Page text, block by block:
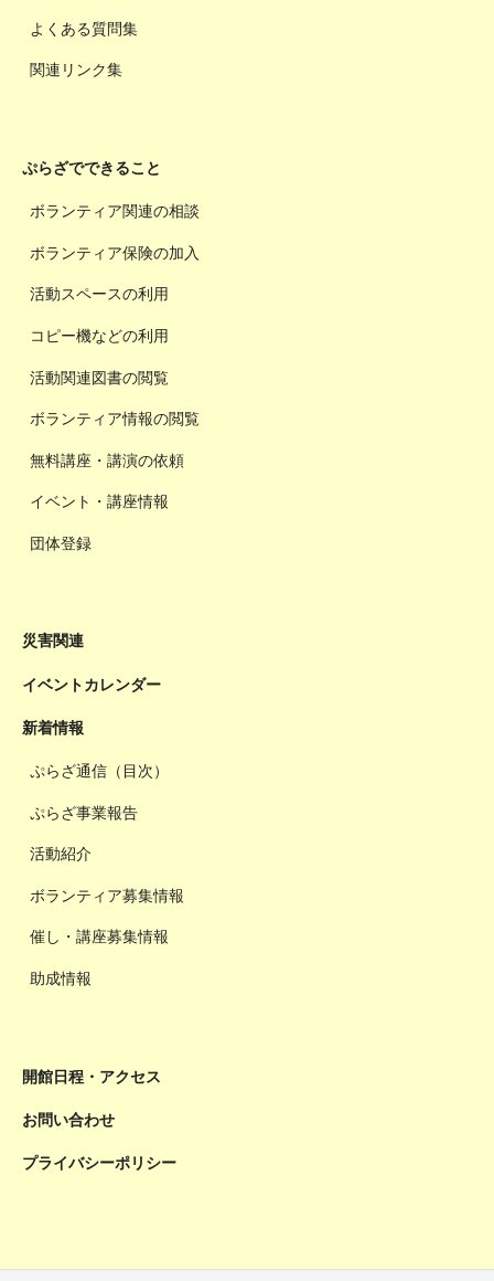
よくある質問集
関連リンク集
ぷらざでできること
ボランティア関連の相談
ボランティア保険の加入
活動スペースの利用
コピー機などの利用
活動関連図書の閲覧
ボランティア情報の閲覧
無料講座・講演の依頼
イベント・講座情報
団体登録
災害関連
イベントカレンダー
新着情報
ぷらざ通信（目次）
ぷらざ事業報告
活動紹介
ボランティア募集情報
催し・講座募集情報
助成情報
開館日程・アクセス
お問い合わせ
プライバシーポリシー